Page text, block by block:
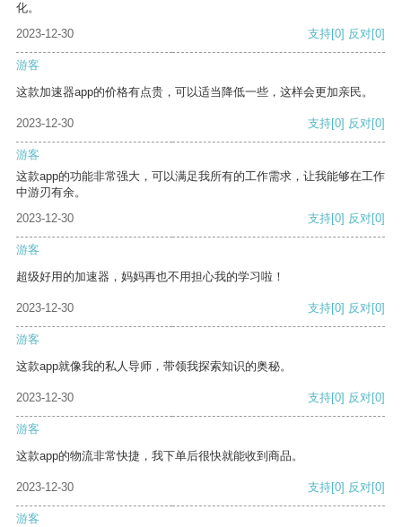
化。
2023-12-30
支持[0] 反对[0]
游客
这款加速器app的价格有点贵，可以适当降低一些，这样会更加亲民。
2023-12-30 支持[0] 反对[0]
游客
这款app的功能非常强大，可以满足我所有的工作需求，让我能够在工作
中游刃有余。
2023-12-30
支持[0] 反对[0]
游客
超级好用的加速器，妈妈再也不用担心我的学习啦！
2023-12-30 支持[0] 反对[0]
游客
这款app就像我的私人导师，带领我探索知识的奥秘。
2023-12-30 支持[0] 反对[0]
游客
这款app的物流非常快捷，我下单后很快就能收到商品。
2023-12-30 支持[0] 反对[0]
游客